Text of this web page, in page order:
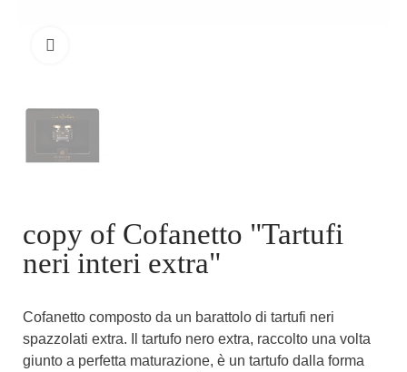
copy of Cofanetto "Tartufi
neri interi extra"
Cofanetto composto da un barattolo di tartufi neri
spazzolati extra. Il tartufo nero extra, raccolto una volta
giunto a perfetta maturazione, è un tartufo dalla forma